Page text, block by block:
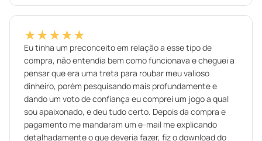
★★★★★
Eu tinha um preconceito em relação a esse tipo de
compra, não entendia bem como funcionava e cheguei a
pensar que era uma treta para roubar meu valioso
dinheiro, porém pesquisando mais profundamente e
dando um voto de confiança eu comprei um jogo a qual
sou apaixonado, e deu tudo certo. Depois da compra e
pagamento me mandaram um e-mail me explicando
detalhadamente o que deveria fazer, fiz o download do